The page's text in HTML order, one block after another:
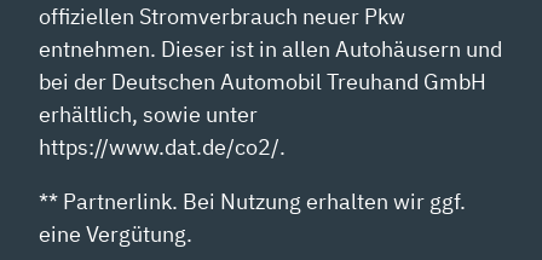
offiziellen Stromverbrauch neuer Pkw
entnehmen. Dieser ist in allen Autohäusern und
bei der Deutschen Automobil Treuhand GmbH
erhältlich, sowie unter
https://www.dat.de/co2/.
** Partnerlink. Bei Nutzung erhalten wir ggf.
eine Vergütung.